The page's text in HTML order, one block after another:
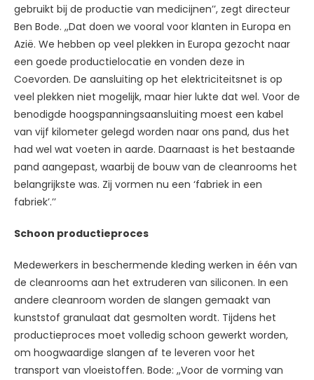
gebruikt bij de productie van medicijnen’’, zegt directeur
Ben Bode. ,,Dat doen we vooral voor klanten in Europa en
Azië. We hebben op veel plekken in Europa gezocht naar
een goede productielocatie en vonden deze in
Coevorden. De aansluiting op het elektriciteitsnet is op
veel plekken niet mogelijk, maar hier lukte dat wel. Voor de
benodigde hoogspanningsaansluiting moest een kabel
van vijf kilometer gelegd worden naar ons pand, dus het
had wel wat voeten in aarde. Daarnaast is het bestaande
pand aangepast, waarbij de bouw van de cleanrooms het
belangrijkste was. Zij vormen nu een ‘fabriek in een
fabriek’.’’
Schoon productieproces
Medewerkers in beschermende kleding werken in één van
de cleanrooms aan het extruderen van siliconen. In een
andere cleanroom worden de slangen gemaakt van
kunststof granulaat dat gesmolten wordt. Tijdens het
productieproces moet volledig schoon gewerkt worden,
om hoogwaardige slangen af te leveren voor het
transport van vloeistoffen. Bode: ,,Voor de vorming van